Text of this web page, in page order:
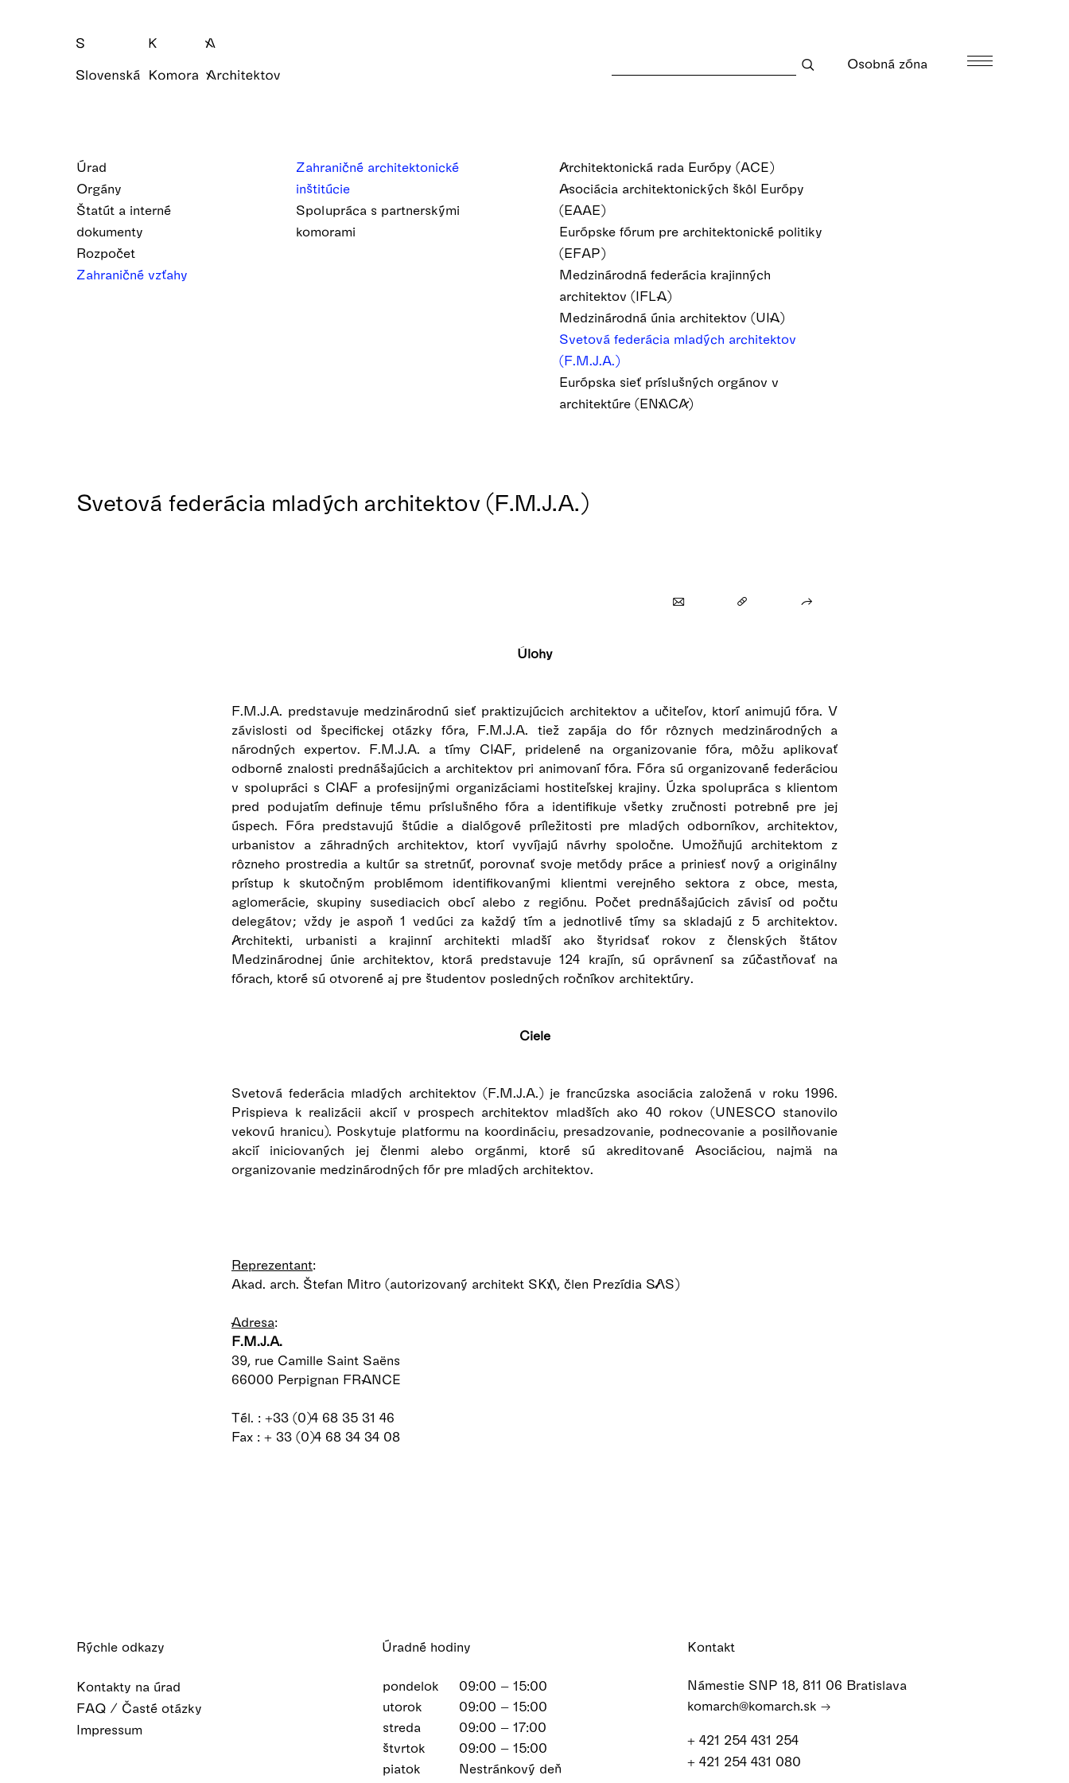
Osobná zóna
Úrad
Orgány
Štatút a interné
dokumenty
Rozpočet
Zahraničné vzťahy
Zahraničné architektonické
inštitúcie
Spolupráca s partnerskými
komorami
Architektonická rada Európy (ACE)
Asociácia architektonických škôl Európy
(EAAE)
Európske fórum pre architektonické politiky
(EFAP)
Medzinárodná federácia krajinných
architektov (IFLA)
Medzinárodná únia architektov (UIA)
Svetová federácia mladých architektov
(F.M.J.A.)
Európska sieť príslušných orgánov v
architektúre (ENACA)
Svetová federácia mladých architektov (F.M.J.A.)
Úlohy
F.M.J.A. predstavuje medzinárodnú sieť praktizujúcich architektov a učiteľov, ktorí animujú fóra. V
závislosti od špecifickej otázky fóra, F.M.J.A. tiež zapája do fór rôznych medzinárodných a
národných expertov. F.M.J.A. a tímy CIAF, pridelené na organizovanie fóra, môžu aplikovať
odborné znalosti prednášajúcich a architektov pri animovaní fóra. Fóra sú organizované federáciou
v spolupráci s CIAF a profesijnými organizáciami hostiteľskej krajiny. Úzka spolupráca s klientom
pred podujatím definuje tému príslušného fóra a identifikuje všetky zručnosti potrebné pre jej
úspech. Fóra predstavujú štúdie a dialógové príležitosti pre mladých odborníkov, architektov,
urbanistov a záhradných architektov, ktorí vyvíjajú návrhy spoločne. Umožňujú architektom z
rôzneho prostredia a kultúr sa stretnúť, porovnať svoje metódy práce a priniesť nový a originálny
prístup k skutočným problémom identifikovanými klientmi verejného sektora z obce, mesta,
aglomerácie, skupiny susediacich obcí alebo z regiónu. Počet prednášajúcich závisí od počtu
delegátov; vždy je aspoň 1 vedúci za každý tím a jednotlivé tímy sa skladajú z 5 architektov.
Architekti, urbanisti a krajinní architekti mladší ako štyridsať rokov z členských štátov
Medzinárodnej únie architektov, ktorá predstavuje 124 krajín, sú oprávnení sa zúčastňovať na
fórach, ktoré sú otvorené aj pre študentov posledných ročníkov architektúry.
Ciele
Svetová federácia mladých architektov (F.M.J.A.) je francúzska asociácia založená v roku 1996.
Prispieva k realizácii akcií v prospech architektov mladších ako 40 rokov (UNESCO stanovilo
vekovú hranicu). Poskytuje platformu na koordináciu, presadzovanie, podnecovanie a posilňovanie
akcií iniciovaných jej členmi alebo orgánmi, ktoré sú akreditované Asociáciou, najmä na
organizovanie medzinárodných fór pre mladých architektov.
Reprezentant:
Akad. arch. Štefan Mitro (autorizovaný architekt SKA, člen Prezídia SAS)
Adresa:
F.M.J.A.
39, rue Camille Saint Saëns
66000 Perpignan FRANCE
Tél. : +33 (0)4 68 35 31 46
Fax : + 33 (0)4 68 34 34 08
Rýchle odkazy
Kontakty na úrad
FAQ / Časté otázky
Impressum
Úradné hodiny
pondelok
09:00 – 15:00
utorok
09:00 – 15:00
streda
09:00 – 17:00
štvrtok
09:00 – 15:00
piatok
Nestránkový deň
Kontakt
Námestie SNP 18, 811 06 Bratislava
komarch@komarch.sk
+ 421 254 431 254
+ 421 254 431 080